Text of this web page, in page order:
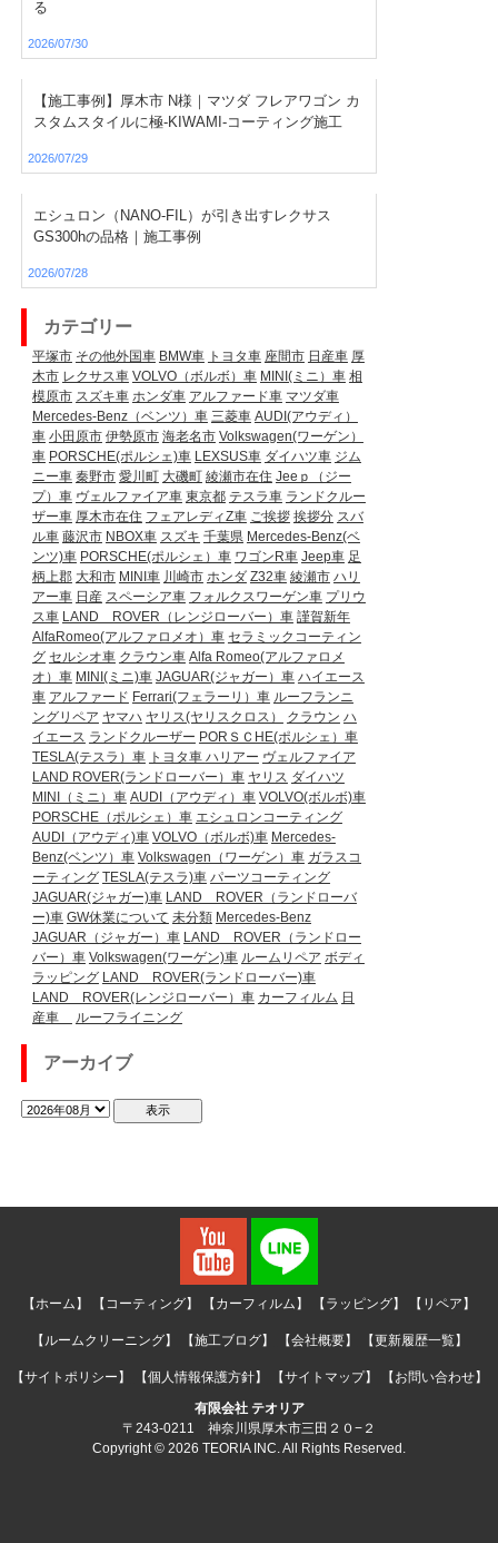
る
2026/07/30
【施工事例】厚木市 N様｜マツダ フレアワゴン カ
スタムスタイルに極-KIWAMI-コーティング施工
2026/07/29
エシュロン（NANO-FIL）が引き出すレクサス
GS300hの品格｜施工事例
2026/07/28
カテゴリー
平塚市 その他外国車 BMW車 トヨタ車 座間市 日産車 厚
木市 レクサス車 VOLVO（ボルボ）車 MINI(ミニ）車 相
模原市 スズキ車 ホンダ車 アルファード車 マツダ車
Mercedes-Benz（ベンツ）車 三菱車 AUDI(アウディ）
車 小田原市 伊勢原市 海老名市 Volkswagen(ワーゲン）
車 PORSCHE(ポルシェ)車 LEXSUS車 ダイハツ車 ジム
ニー車 秦野市 愛川町 大磯町 綾瀬市在住 Jeeｐ（ジー
プ）車 ヴェルファイア車 東京都 テスラ車 ランドクルー
ザー車 厚木市在住 フェアレディZ車 ご挨拶 挨拶分 スバ
ル車 藤沢市 NBOX車 スズキ 千葉県 Mercedes-Benz(ベ
ンツ)車 PORSCHE(ポルシェ）車 ワゴンR車 Jeep車 足
柄上郡 大和市 MINI車 川崎市 ホンダ Z32車 綾瀬市 ハリ
アー車 日産 スペーシア車 フォルクスワーゲン車 プリウ
ス車 LAND ROVER（レンジローバー）車 謹賀新年
AlfaRomeo(アルファロメオ）車 セラミックコーティン
グ セルシオ車 クラウン車 Alfa Romeo(アルファロメ
オ）車 MINI(ミニ)車 JAGUAR(ジャガー）車 ハイエース
車 アルファード Ferrari(フェラーリ）車 ルーフランニ
ングリペア ヤマハ ヤリス(ヤリスクロス） クラウン ハ
イエース ランドクルーザー PORＳＣHE(ポルシェ）車
TESLA(テスラ）車 トヨタ車 ハリアー ヴェルファイア
LAND ROVER(ランドローバー）車 ヤリス ダイハツ
MINI（ミニ）車 AUDI（アウディ）車 VOLVO(ボルボ)車
PORSCHE（ポルシェ）車 エシュロンコーティング
AUDI（アウディ)車 VOLVO（ボルボ)車 Mercedes-
Benz(ベンツ）車 Volkswagen（ワーゲン）車 ガラスコ
ーティング TESLA(テスラ)車 パーツコーティング
JAGUAR(ジャガー)車 LAND ROVER（ランドローバ
ー)車 GW休業について 未分類 Mercedes-Benz
JAGUAR（ジャガー）車 LAND ROVER（ランドロー
バー）車 Volkswagen(ワーゲン)車 ルームリペア ボディ
ラッピング LAND ROVER(ランドローバー)車
LAND ROVER(レンジローバー）車 カーフィルム 日
産車
ルーフライニング
アーカイブ
【ホーム】 【コーティング】 【カーフィルム】 【ラッピング】 【リペア】
【ルームクリーニング】 【施工ブログ】 【会社概要】 【更新履歴一覧】
【サイトポリシー】 【個人情報保護方針】 【サイトマップ】
【お問い合わせ】
有限会社 テオリア
〒243-0211 神奈川県厚木市三田２０−２
Copyright © 2026 TEORIA INC. All Rights Reserved.